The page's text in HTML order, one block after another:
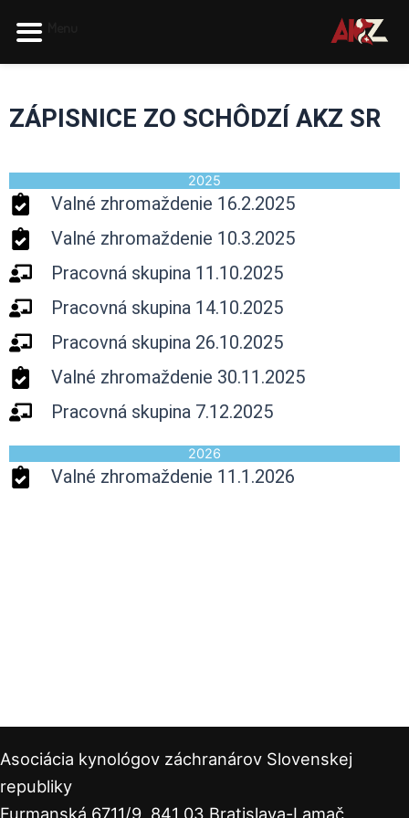
ZÁPISNICE ZO SCHÔDZÍ AKZ SR
2025
Valné zhromaždenie 16.2.2025
Valné zhromaždenie 10.3.2025
Pracovná skupina 11.10.2025
Pracovná skupina 14.10.2025
Pracovná skupina 26.10.2025
Valné zhromaždenie 30.11.2025
Pracovná skupina 7.12.2025
2026
Valné zhromaždenie 11.1.2026
Asociácia kynológov záchranárov Slovenskej
republiky
Furmanská 6711/9, 841 03 Bratislava-Lamač